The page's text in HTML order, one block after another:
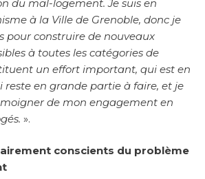
du mal-logement. Je suis en
à la Ville de Grenoble, donc je
pour construire de nouveaux
à toutes les catégories de
un effort important, qui est en
en grande partie à faire, et je
de mon engagement en
».
conscients du problème